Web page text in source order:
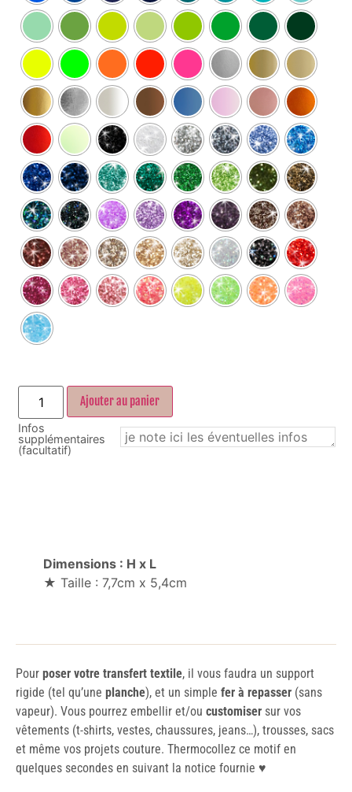
Ajouter au panier
Infos
supplémentaires
(facultatif)
Dimensions : H x L
★ Taille : 7,7cm x 5,4cm
Pour poser votre transfert textile, il vous faudra un support
rigide (tel qu’une planche), et un simple fer à repasser (sans
vapeur). Vous pourrez embellir et/ou customiser sur vos
vêtements (t-shirts, vestes, chaussures, jeans…), trousses, sacs
et même vos projets couture. Thermocollez ce motif en
quelques secondes en suivant la notice fournie ♥️